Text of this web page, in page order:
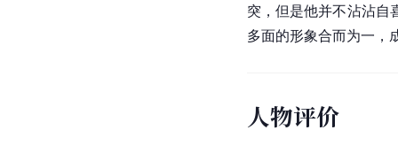
突，但是他并不沾沾自
多面的形象合而为一，
人物评价